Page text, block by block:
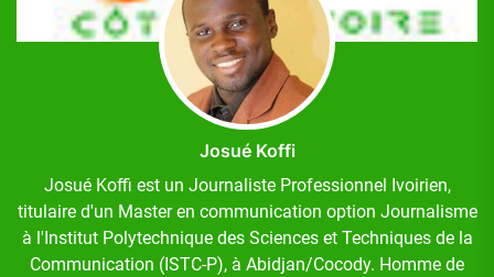
Josué Koffi
Josué Koffi est un Journaliste Professionnel Ivoirien,
titulaire d'un Master en communication option Journalisme
à l'Institut Polytechnique des Sciences et Techniques de la
Communication (ISTC-P), à Abidjan/Cocody. Homme de